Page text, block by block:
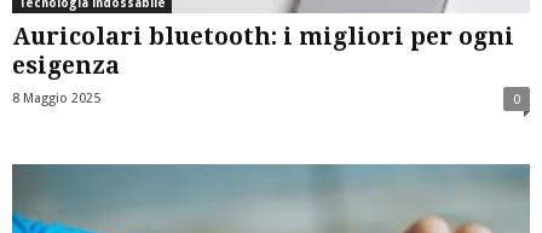
Auricolari bluetooth: i migliori per ogni
esigenza
8 Maggio 2025 0